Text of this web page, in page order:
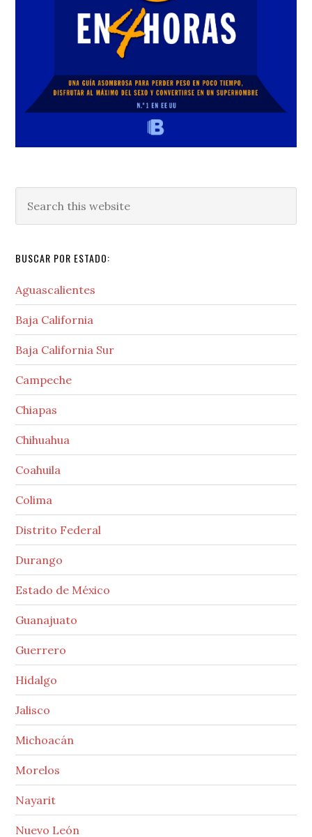
this
BUSCAR POR ESTADO:
Aguascalientes
Baja California
Baja California Sur
Campeche
Chiapas
Chihuahua
Coahuila
Colima
Distrito Federal
Durango
Estado de México
Guanajuato
Guerrero
Hidalgo
Jalisco
Michoacán
Morelos
Nayarit
Nuevo León